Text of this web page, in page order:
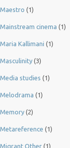
Maestro (1)
Mainstream cinema (1)
Maria Kallimani (1)
Masculinity (3)
Media studies (1)
Melodrama (1)
Memory (2)
Metareference (1)
Migrant Other (1)